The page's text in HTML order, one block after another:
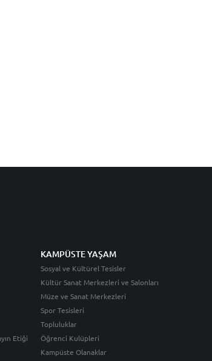
Etiği
KAMPÜSTE YAŞAM
Sosyal ve Kültürel Tesisler
Kültür Sanat Merkezleri ve Salonları
Müze ve Sanat Merkezleri
Spor Tesisleri
Topluluklar
Öğrenci Kulüpleri
Kampüste Olanaklar